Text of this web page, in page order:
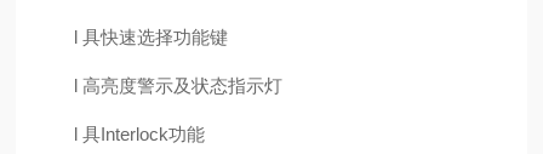
l具快速选择功能键
l高亮度警示及状态指示灯
l具Interlock功能